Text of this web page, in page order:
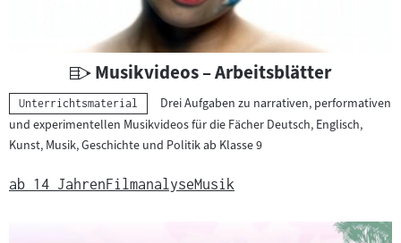
m
a
t
e
r
i
a
:
U
n
t
e
r
Musikvideos – Arbeitsblätter
Kategorie:
Unterrichtsmaterial
Drei Aufgaben zu narrativen, performativen
und experimentellen Musikvideos für die Fächer Deutsch, Englisch,
Kunst, Musik, Geschichte und Politik ab Klasse 9
ab 14 JahrenFilmanalyseMusik